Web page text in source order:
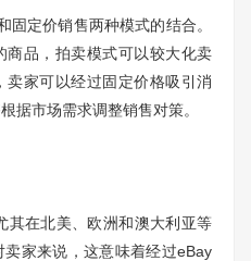
定价销售两种模式的结合。
商品，拍卖模式可以较大化卖
家可以经过固定价格吸引消
据市场需求调整销售对策。
在北美、欧洲和澳大利亚等
家来说，这意味着经过eBay